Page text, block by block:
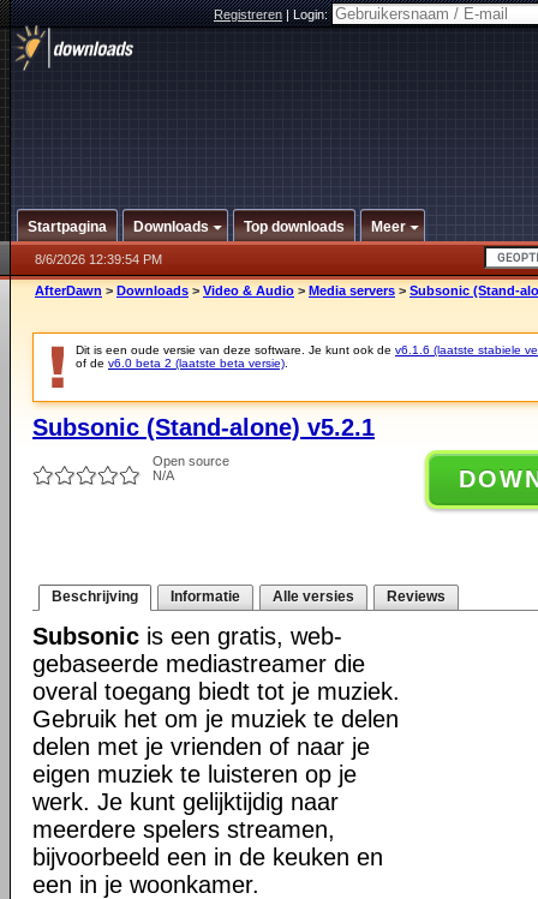
Registreren|Login:
Startpagina Downloads Top downloads Meer
8/6/2026 12:39:54 PM
AfterDawn > Downloads > Video & Audio > Media servers > Subsonic (Stand-
Dit is een oude versie van deze software. Je kunt ook de v6.1.6 (laatste stabiele
of de v6.0 beta 2 (laatste beta versie)
Subsonic (Stand-alone) v5.2.1
Open source
N/A
Beschrijving Informatie Alle versies Reviews
Subsonic is een gratis, web-
gebaseerde mediastreamer die
overal toegang biedt tot je muziek.
Gebruik het om je muziek te delen
delen met je vrienden of naar je
eigen muziek te luisteren op je
werk. Je kunt gelijktijdig naar
meerdere spelers streamen,
bijvoorbeeld een in de keuken en
een in je woonkamer.